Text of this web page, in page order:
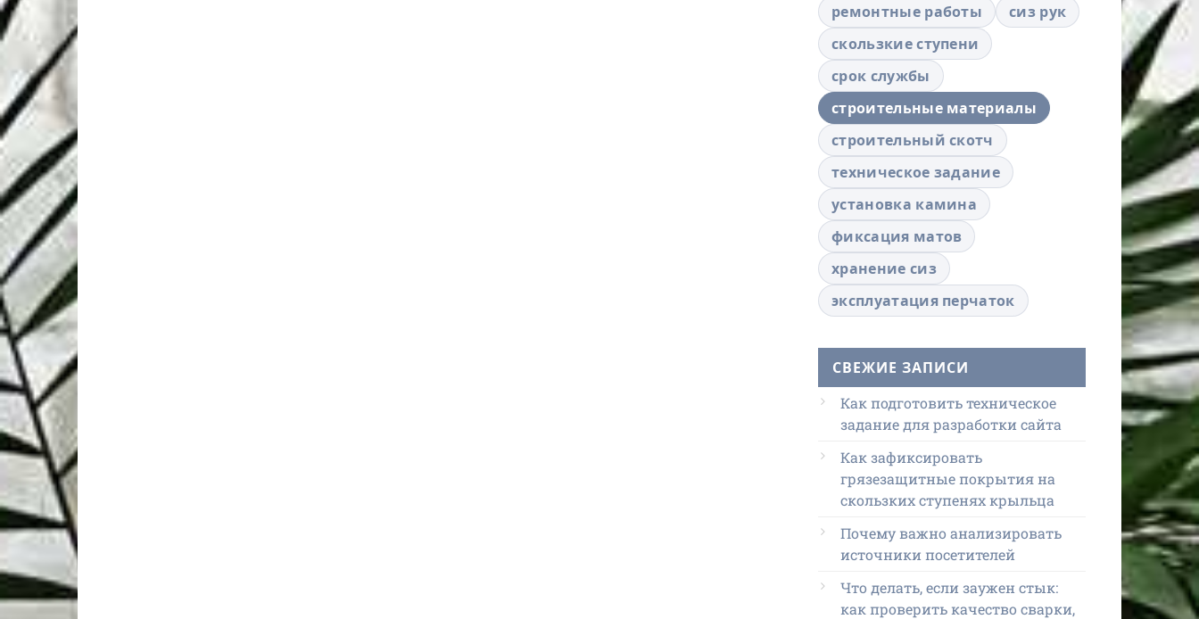
ремонтные работы
сиз рук
скользкие ступени
срок службы
строительные материалы
строительный скотч
техническое задание
установка камина
фиксация матов
хранение сиз
эксплуатация перчаток
СВЕЖИЕ ЗАПИСИ
Как подготовить техническое
задание для разработки сайта
Как зафиксировать
грязезащитные покрытия на
скользких ступенях крыльца
Почему важно анализировать
источники посетителей
Что делать, если заужен стык:
как проверить качество сварки,